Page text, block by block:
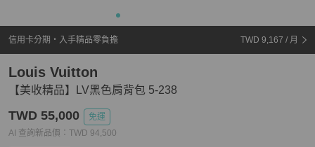
信用卡分期・入手精品零負擔 TWD 9,167 / 月
【美收精品】LV黑色肩背包 5-238
Louis Vuitton
TWD 55,000
免運
AI 查詢新品價： TWD 94,500